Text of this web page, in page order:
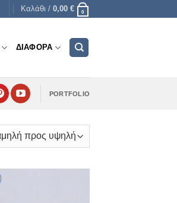
Καλάθι / 0,00 € 0
ΔΙΑΦΟΡΑ
PORTFOLIO